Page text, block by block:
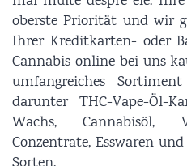
oberste Priorität und wir
Ihrer Kreditkarten- oder
Cannabis online bei uns
umfangreiches
darunter THC-Vape-Öl-
Wachs, Cannabisöl,
Conzentrate, Esswaren